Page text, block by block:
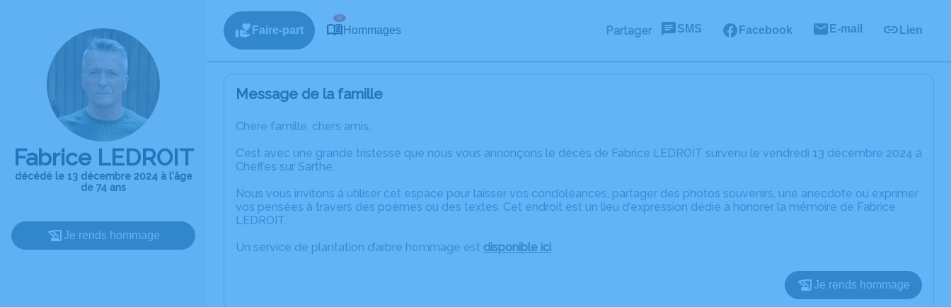
Fabrice LEDROIT
décédé le 13 décembre 2024 à l'âge
de 74 ans
Je rends hommage
Faire-part
87
Hommages Partager SMS Facebook E-mail Lien
Message de la famille
Chère famille, chers amis,
C’est avec une grande tristesse que nous vous annonçons le décès de Fabrice LEDROIT survenu le vendredi 13 décembre 2024 à
Cheffes sur Sarthe.
Nous vous invitons à utiliser cet espace pour laisser vos condoléances, partager des photos souvenirs, une anecdote ou exprimer
vos pensées à travers des poèmes ou des textes. Cet endroit est un lieu d'expression dédié à honorer la mémoire de Fabrice
LEDROIT.
Un service de plantation d’arbre hommage est disponible ici.
Je rends hommage